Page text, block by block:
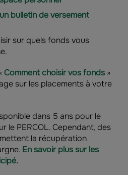
bulletin de versement
sur quels fonds vous
Comment choisir vos fonds »
sur les placements à votre
dans 5 ans pour le
le PERCOL. Cependant, des
la récupération
En savoir plus sur les